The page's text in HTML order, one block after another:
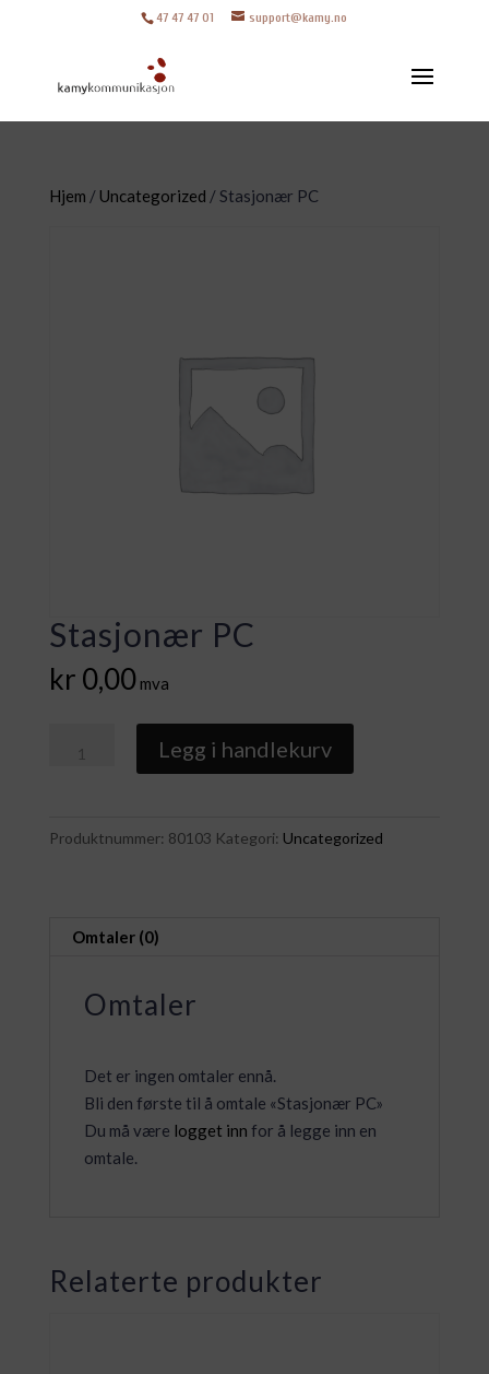
47 47 47 01 support@kamy.no
Hjem / Uncategorized / Stasjonær PC
Stasjonær PC
kr 0,00 mva
Legg i handlekurv
Produktnummer: 80103 Kategori: Uncategorized
Omtaler (0)
Omtaler
Det er ingen omtaler ennå.
Bli den første til å omtale «Stasjonær PC»
Du må være logget inn for å legge inn en
omtale.
Relaterte produkter